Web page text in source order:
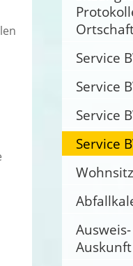
Service
Service
Service
Service
Auskunft